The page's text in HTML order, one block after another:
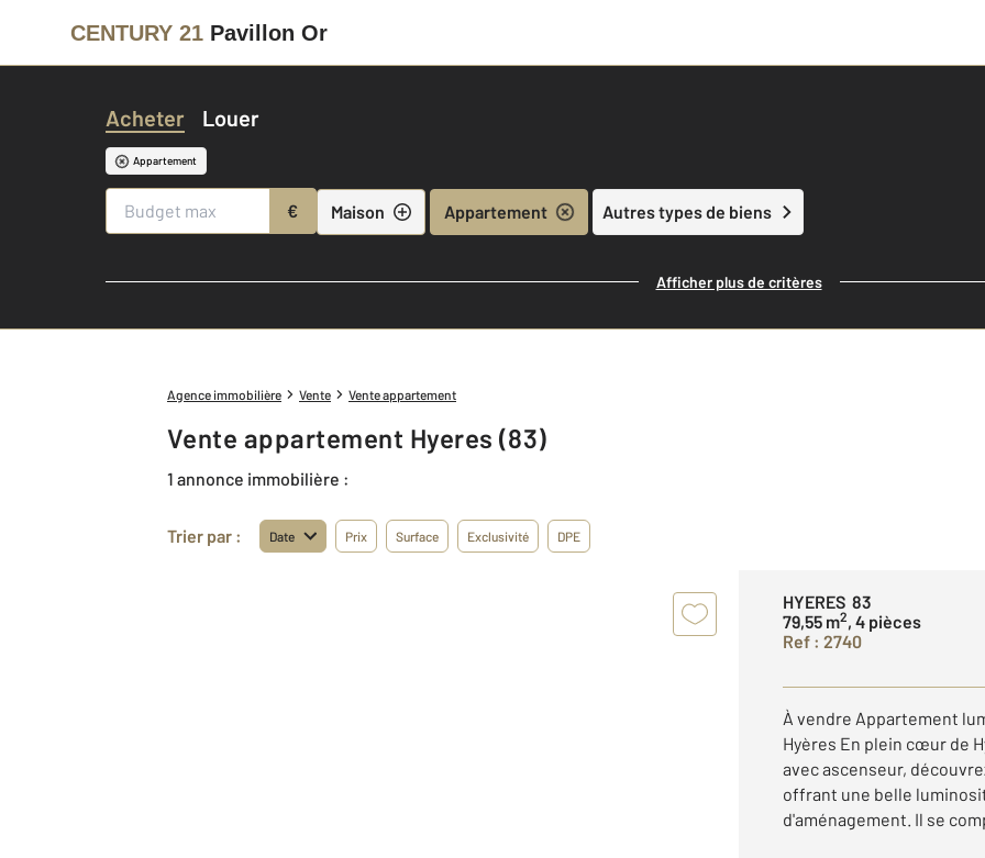
CENTURY 21 Pavillon Or
Acheter Louer
Appartement
€ Maison Appartement Autres types de biens
Afficher plus de critères
Agence immobilière Vente Vente appartement
Vente appartement Hyeres (83)
1 annonce immobilière :
Trier par : Date Prix Surface Exclusivité DPE
HYERES 83
79,55 m2, 4 pièces
Ref : 2740
À vendre Appartement
Hyères En plein cœur de
avec ascenseur,
offrant une belle
d'aménagement. Il se